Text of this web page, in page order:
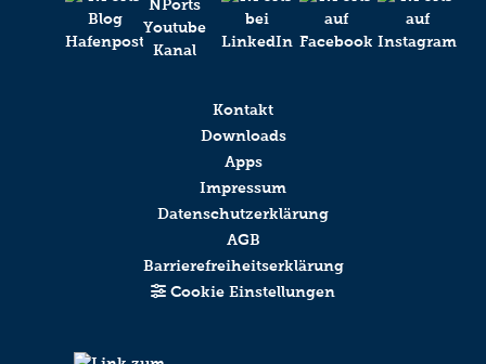
Kontakt
Downloads
Apps
Impressum
Datenschutzerklärung
AGB
Barrierefreiheitserklärung
Cookie Einstellungen